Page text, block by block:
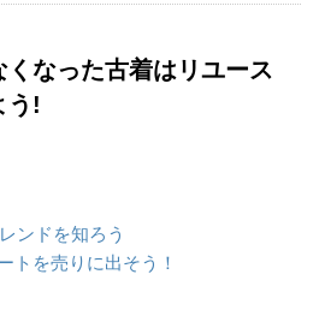
くなった古着はリユース
う!
ンドを知ろう
トを売りに出そう！